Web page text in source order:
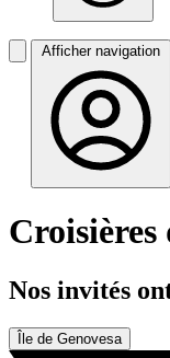
Afficher navigation
Croisières
Nos invités
Île de Genovesa